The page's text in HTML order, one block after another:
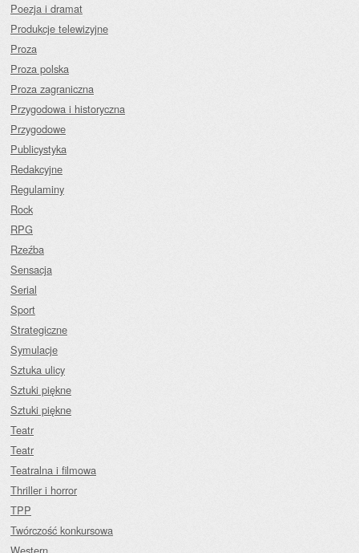
Poezja i dramat
Produkcje telewizyjne
Proza
Proza polska
Proza zagraniczna
Przygodowa i historyczna
Przygodowe
Publicystyka
Redakcyjne
Regulaminy
Rock
RPG
Rzeźba
Sensacja
Serial
Sport
Strategiczne
Symulacje
Sztuka ulicy
Sztuki piękne
Sztuki piękne
Teatr
Teatr
Teatralna i filmowa
Thriller i horror
TPP
Twórczość konkursowa